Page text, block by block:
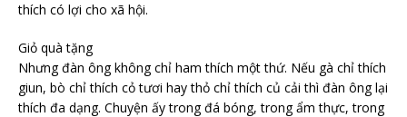
thích có lợi cho xã hội.
Giỏ quà tặng
Nhưng đàn ông không chỉ ham thích một thứ. Nếu gà chỉ thích
giun, bò chỉ thích cỏ tươi hay thỏ chỉ thích củ cải thì đàn ông lại
thích đa dạng. Chuyện ấy trong đá bóng, trong ẩm thực, trong